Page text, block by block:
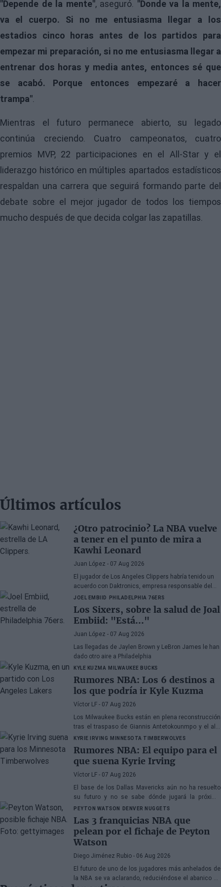
"Depende de la mente", aseguró. "Donde va la mente,
va el cuerpo. Si no me entusiasma llegar a los
estadios cinco horas antes de los partidos para
empezar mi preparación, si no me entusiasma llegar a
entrenar dos horas y media antes, entonces sé que
se acabó. Porque entonces empezaré a hacer
trampa".
Mientras el futuro permanece abierto, su legado
continúa creciendo. Cuatro campeonatos, cuatro
premios MVP, 22 participaciones en el All-Star y el
liderazgo histórico en múltiples apartados estadísticos
respaldan una carrera que seguirá formando parte del
debate sobre el mejor jugador de todos los tiempos
mucho después de que decida colgar las zapatillas.
Últimos artículos
¿Otro patrocinio? La NBA vuelve
a tener en el punto de mira a
Kawhi Leonard
Juan López - 07 Aug 2026
El jugador de Los Angeles Clippers habría tenido un
acuerdo con Daktronics, empresa responsable del
videomarcador del Intuit Dome
JOEL EMBIID PHILADELPHIA 76ERS
Los Sixers, sobre la salud de Joal
Embiid: "Está..."
Juan López - 07 Aug 2026
Las llegadas de Jaylen Brown y LeBron James le han
dado otro aire a Philadelphia
KYLE KUZMA MILWAUKEE BUCKS
Rumores NBA: Los 6 destinos a
los que podría ir Kyle Kuzma
Víctor LF - 07 Aug 2026
Los Milwaukee Bucks están en plena reconstrucción
tras el traspaso de Giannis Antetokounmpo y el ala-
pívot podría ser el siguiente
KYRIE IRVING MINNESOTA TIMBERWOLVES
Rumores NBA: El equipo para el
que suena Kyrie Irving
Víctor LF - 07 Aug 2026
El base de los Dallas Mavericks aún no ha resuelto
su futuro y no se sabe dónde jugará la próxima
temporada
PEYTON WATSON DENVER NUGGETS
Las 3 franquicias NBA que
pelean por el fichaje de Peyton
Watson
Diego Jiménez Rubio - 06 Aug 2026
El futuro de uno de los jugadores más anhelados de
la NBA se va aclarando, reduciéndose el abanico de